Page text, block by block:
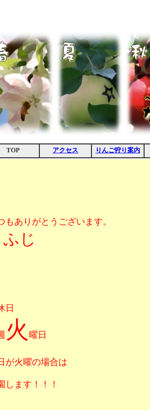
TOP アクセス りんご狩り案内
もありがとうございます。
ふじ
日
火 曜日
が火曜の場合は
します！！！